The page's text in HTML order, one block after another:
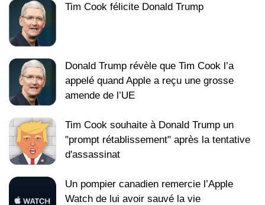
Tim Cook félicite Donald Trump
Donald Trump révèle que Tim Cook l’a
appelé quand Apple a reçu une grosse
amende de l’UE
Tim Cook souhaite à Donald Trump un
"prompt rétablissement" après la tentative
d'assassinat
Un pompier canadien remercie l’Apple
Watch de lui avoir sauvé la vie